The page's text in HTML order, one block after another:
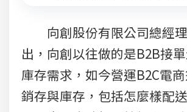
向創股份有限公司總經理
出，向創以往做的是B2B接
庫存需求，如今營運B2C電
銷存與庫存，包括怎麼樣配